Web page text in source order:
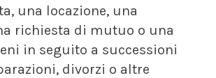
una locazione, una
richiesta di mutuo o una
in seguito a successioni
divorzi o altre